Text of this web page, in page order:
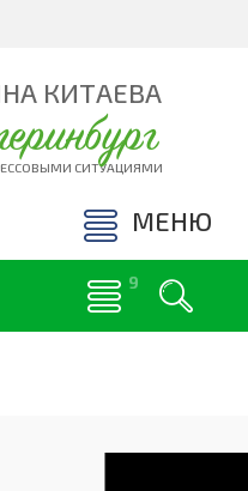
КИТАЕВА
СИТУАЦИЯМИ
МЕНЮ